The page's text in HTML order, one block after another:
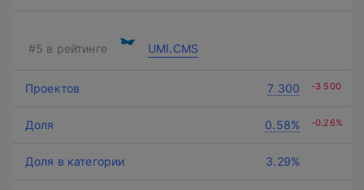
UMI.CMS
7 300 -3 500
0.58% -0.26%
3.29%